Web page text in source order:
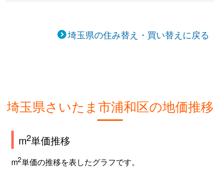
埼玉県の住み替え・買い替えに戻る
埼玉県さいたま市浦和区の地価推移
m2単価推移
m2単価の推移を表したグラフです。